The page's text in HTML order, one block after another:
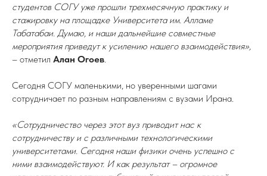
студентов СОГУ уже прошли трехмесячную практику и
стажировку на площадке Университета им. Алламе
Табатабаи. Думаю, и наши дальнейшие совместные
мероприятия приведут к усилению нашего взаимодействия»,
– отметил Алан Огоев.
Сегодня СОГУ маленькими, но уверенными шагами
сотрудничает по разным направлениям с вузами Ирана.
«Сотрудничество через этот вуз приводит нас к
сотрудничеству и с различными технологическими
университетами. Сегодня наши физики очень успешно с
ними взаимодействуют. И как результат – огромное